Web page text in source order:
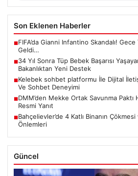
Son Eklenen Haberler
■FIFA’da Gianni Infantino Skandalı! Gece
Geldi…
■34 Yıl Sonra Tüp Bebek Başarısı
Bakanlıktan Yeni Destek
■Kelebek sohbet platformu İle Dijital
Ve Sohbet Deneyimi
■DMM’den Mekke Ortak Savunma Paktı
Resmi Yanıt
■Bahçelievler’de 4 Katlı Binanın
Önlemleri
Güncel